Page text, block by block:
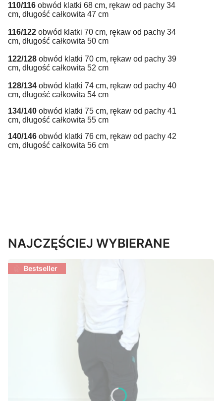
110/116 obwód klatki 68 cm, rękaw od pachy 34
cm, długość całkowita 47 cm
116/122 obwód klatki 70 cm, rękaw od pachy 34
cm, długość całkowita 50 cm
122/128 obwód klatki 70 cm, rękaw od pachy 39
cm, długość całkowita 52 cm
128/134 obwód klatki 74 cm, rękaw od pachy 40
cm, długość całkowita 54 cm
134/140 obwód klatki 75 cm, rękaw od pachy 41
cm, długość całkowita 55 cm
140/146 obwód klatki 76 cm, rękaw od pachy 42
cm, długość całkowita 56 cm
NAJCZĘŚCIEJ WYBIERANE
Bestseller